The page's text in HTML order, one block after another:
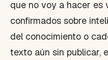
que no voy a hacer es
confirmados sobre
del conocimiento o
texto aún sin publicar,